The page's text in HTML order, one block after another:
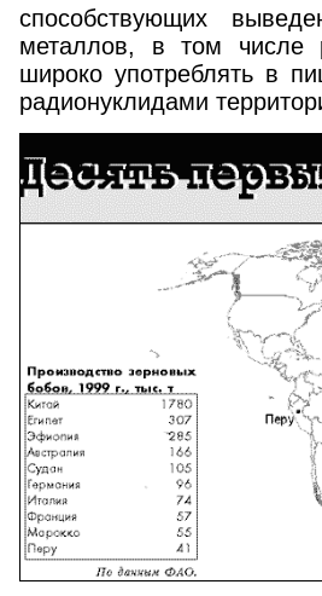
способствующих
металлов, в том числе
широко употреблять в
радионуклидами